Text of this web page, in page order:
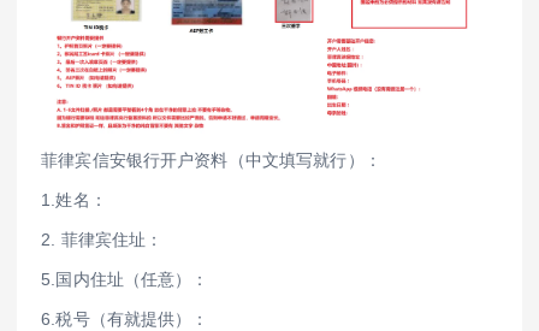
菲律宾信安银行开户资料（中文填写就行）：
1.姓名：
2. 菲律宾住址：
5.国内住址（任意）：
6.税号（有就提供）：